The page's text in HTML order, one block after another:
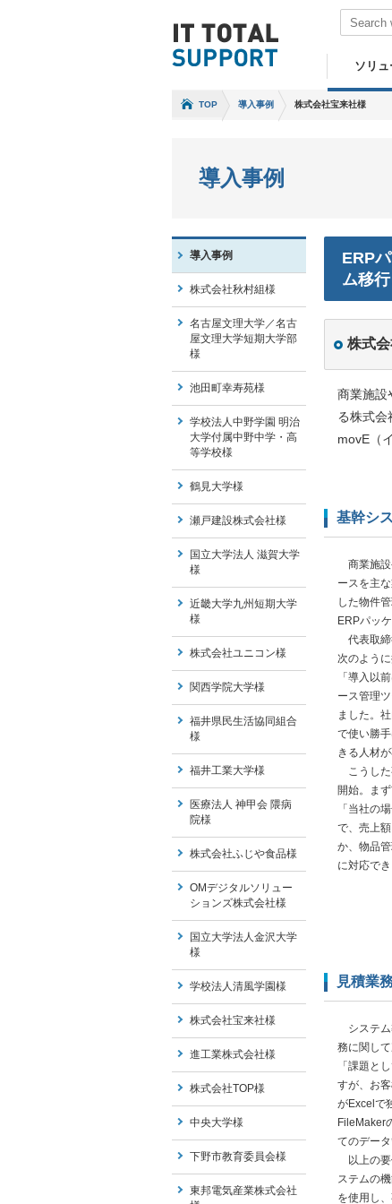
ソリ
TOP 導入事例 株式会社宝来社様
導入事例
ERP
ム移
株式
商業施設
る株式会
movE（
基幹シ
商業施設
ースを主
した物件
ERPパッ
代表取締
次のように
「導入以
ース管理
ました。
で使い勝
きる人材
こうした
開始。ま
「当社の
で、売上
か、物品
に対応で
見積業
システム
務に関し
「課題と
すが、お
がExcelで
FileMaker
てのデー
以上の要
ステムの
を使用し
導入事例
株式会社秋村組様
名古屋文理大学／名古
屋文理大学短期大学部
様
池田町幸寿苑様
学校法人中野学園 明治
大学付属中野中学・高
等学校様
鶴見大学様
瀬戸建設株式会社様
国立大学法人 滋賀大学
様
近畿大学九州短期大学
様
株式会社ユニコン様
関西学院大学様
福井県民生活協同組合
様
福井工業大学様
医療法人 神甲会 隈病
院様
株式会社ふじや食品様
OMデジタルソリュー
ションズ株式会社様
国立大学法人金沢大学
様
学校法人清風学園様
株式会社宝来社様
進工業株式会社様
株式会社TOP様
中央大学様
下野市教育委員会様
東邦電気産業株式会社